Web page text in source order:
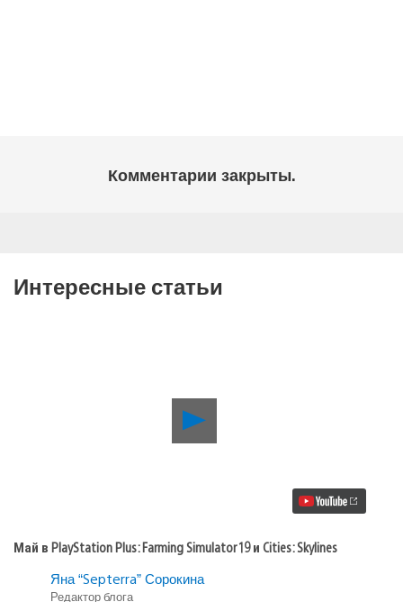
Комментарии закрыты.
Интересные статьи
Май
19
Май в PlayStation Plus: Farming Simulator 19 и Cities: Skylines
Яна “Septerra” Сорокина
Редактор блога